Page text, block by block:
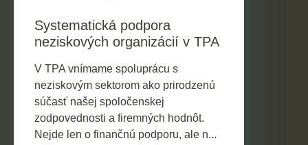
Systematická podpora
neziskových organizácií v TPA
V TPA vnímame spoluprácu s
neziskovým sektorom ako prirodzenú
súčasť našej spoločenskej
zodpovednosti a firemných hodnôt.
Nejde len o finančnú podporu, ale n...